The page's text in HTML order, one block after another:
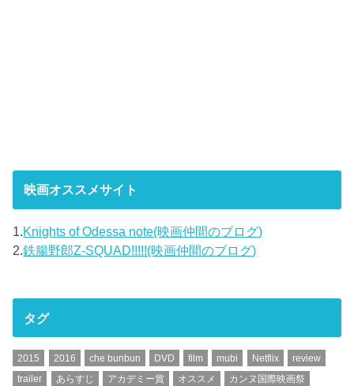
映画オススメサイト
1.Knights of Odessa note(映画仲間のブログ)
2.鉄腸野郎Z-SQUAD!!!!!(映画仲間のブログ)
タグ
2015 2016 che bunbun DVD film mubi Netflix
review
trailer
あらすじ アカデミー賞 オススメ
カンヌ国際映画祭